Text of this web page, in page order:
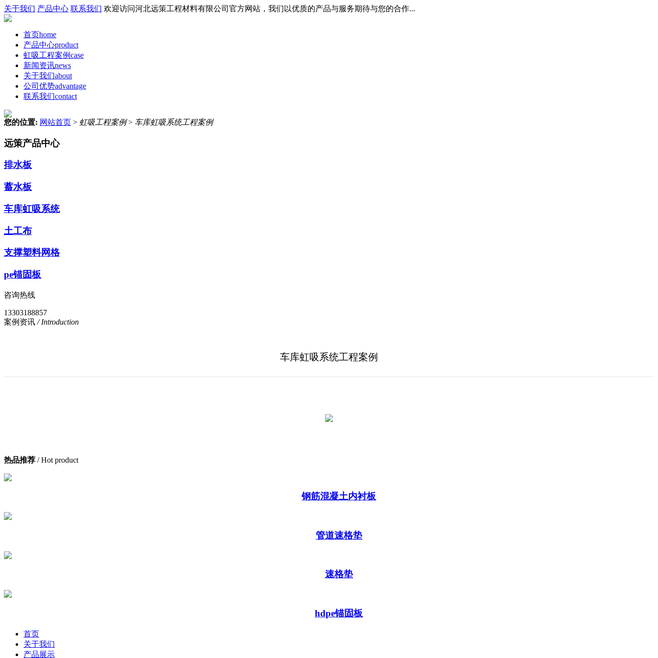
关于我们 产品中心 联系我们 欢迎访问河北远策工程材料有限公司官方网站，我们以优质的产品与服务期待与您的合作...
首页home
产品中心product
虹吸工程案例case
新闻资讯news
关于我们about
公司优势advantage
联系我们contact
您的位置: 网站首页 > 虹吸工程案例 > 车库虹吸系统工程案例
远策产品中心
排水板
蓄水板
车库虹吸系统
土工布
支撑塑料网格
pe锚固板
咨询热线
13303188857
案例资讯 / Introduction
车库虹吸系统工程案例
热品推荐 / Hot product
钢筋混凝土内衬板
管道速格垫
速格垫
hdpe锚固板
首页
关于我们
产品展示